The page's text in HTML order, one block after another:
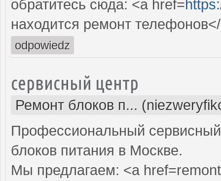
обратитесь сюда: <a href=
находится ремонт
odpowiedz
сервисный центр
Ремонт блоков п...
Профессиональный
блоков питания в Москве.
Мы предлагаем: <a